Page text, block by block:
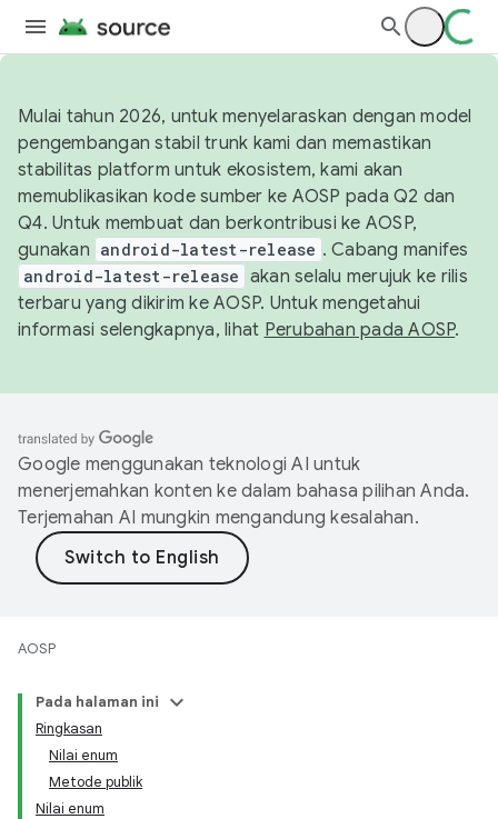
Mulai tahun 2026, untuk menyelaraskan dengan model
pengembangan stabil trunk kami dan memastikan
stabilitas platform untuk ekosistem, kami akan
memublikasikan kode sumber ke AOSP pada Q2 dan
Q4. Untuk membuat dan berkontribusi ke AOSP,
gunakan android-latest-release . Cabang manifes
android-latest-release akan selalu merujuk ke rilis
terbaru yang dikirim ke AOSP. Untuk mengetahui
informasi selengkapnya, lihat Perubahan pada AOSP.
Google menggunakan teknologi AI untuk
menerjemahkan konten ke dalam bahasa pilihan Anda.
Terjemahan AI mungkin mengandung kesalahan.
AOSP
Pada halaman ini
Ringkasan
Nilai enum
Metode publik
Nilai enum